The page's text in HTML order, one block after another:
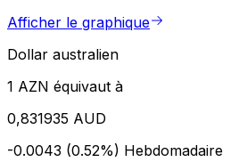
Afficher le graphique
Dollar australien
1 AZN équivaut à
0,831935 AUD
-0.0043 (0.52%) Hebdomadaire